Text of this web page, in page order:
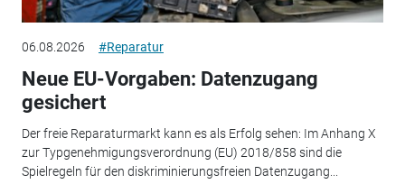
06.08.2026 #Reparatur
Neue EU-Vorgaben: Datenzugang
gesichert
Der freie Reparaturmarkt kann es als Erfolg sehen: Im Anhang X
zur Typgenehmigungsverordnung (EU) 2018/858 sind die
Spielregeln für den diskriminierungsfreien Datenzugang...